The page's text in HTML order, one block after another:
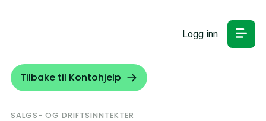
Logg inn
Tilbake til Kontohjelp
SALGS- OG DRIFTSINNTEKTER